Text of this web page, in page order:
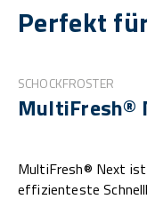
Perfekt
SCHOCKFROSTER
MultiFresh®
MultiFresh® Next
effizienteste